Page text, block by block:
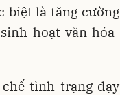
biệt là tăng cường
hoạt văn hóa-
tình trạng dạy